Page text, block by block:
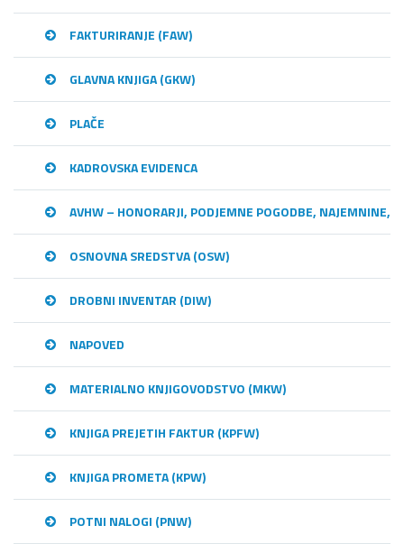
FAKTURIRANJE (FAW)
GLAVNA KNJIGA (GKW)
PLAČE
KADROVSKA EVIDENCA
AVHW – HONORARJI, PODJEMNE POGODBE, NAJEMNINE,…
OSNOVNA SREDSTVA (OSW)
DROBNI INVENTAR (DIW)
NAPOVED
MATERIALNO KNJIGOVODSTVO (MKW)
KNJIGA PREJETIH FAKTUR (KPFW)
KNJIGA PROMETA (KPW)
POTNI NALOGI (PNW)